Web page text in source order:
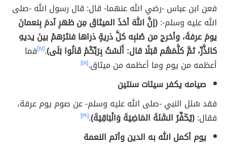
فعن ابن عباس -رضي الله عنهما- قال: قال رسول الله -صلى
الله عليه وسلم-:(إنَّ اللهَ أخذَ الميثاقَ مِن ظهرِ آدمَ بِنعمانَ
يومَ عرفةَ، وأخرج من صُلبِه كلَّ ذريةٍ ذراها فنثرَهمْ بينَ يديهِ
كالذَّرِّ، ثمَّ كلَّمَهُم قَبَلًا قال: أَلَسْتُ بِرَبِّكُمْ قَالُوا بَلَى).[١٧] فما
أعظمه من يوم وما أعظمه من ميثاق.[١٨]
صيامه يكفر سيئات سنتين
فقد سُئل النبي -صلى الله عليه وسلم- عن صوم يوم عرفة،
فقال:(يُكَفِّرُ السَّنَةَ المَاضِيَةَ وَالْبَاقِيَةَ).[١٩]
يوم أكمل الله به الدين وأتم النعمة